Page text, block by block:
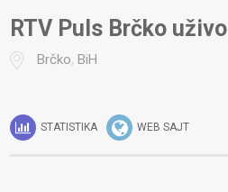
RTV Puls Brčko uživo
Brčko,BiH
STATISTIKA WEB SAJT